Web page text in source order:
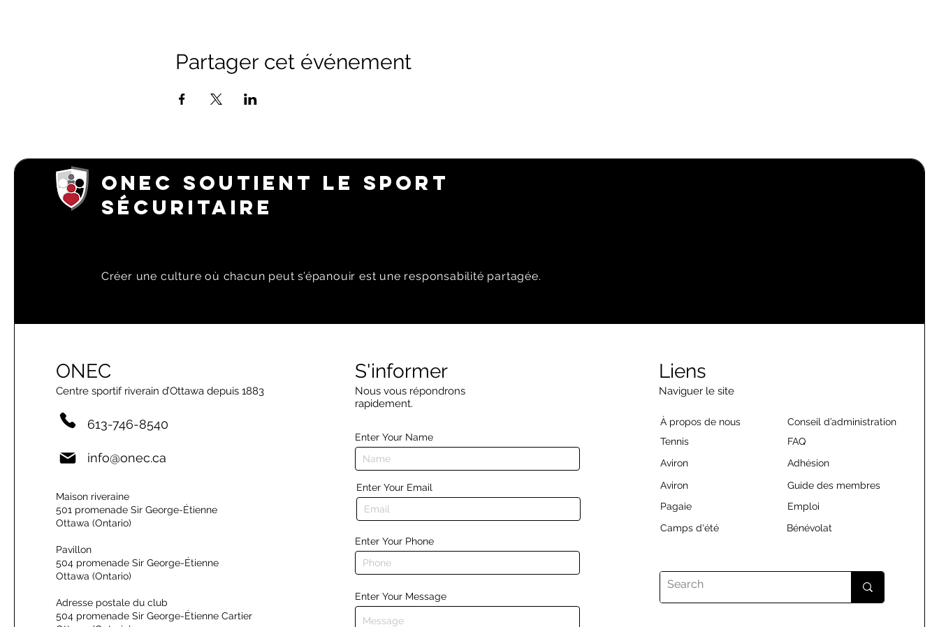
Partager cet événement
ONEC SOUTIENT LE SPORT
SÉCURITAIRE
Créer une culture où chacun peut s’épanouir est une responsabilité partagée.
ONEC
Centre sportif riverain d’Ottawa depuis 1883
613-746-8540
info@onec.ca
Maison riveraine
501 promenade Sir George-Étienne
Ottawa (Ontario)
Pavillon
504 promenade Sir George-Étienne
Ottawa (Ontario)
Adresse postale du club
504 promenade Sir George-Étienne Cartier
S'informer
Nous vous répondrons
rapidement.
Enter Your Name
Enter Your Email
Enter Your Phone
Enter Your Message
Liens
Naviguer le site
À propos de nous
Tennis
Aviron
Aviron
Pagaie
Camps d'été
Conseil d’administration
FAQ
Adhésion
Guide des membres
Emploi
Bénévolat